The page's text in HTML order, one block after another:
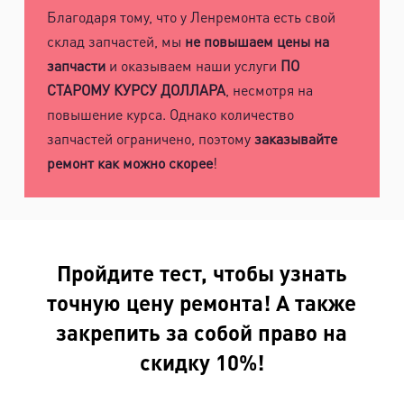
Благодаря тому, что у Ленремонта есть свой
склад запчастей, мы не повышаем цены на
запчастии оказываем наши услуги ПО
СТАРОМУ КУРСУ ДОЛЛАРА, несмотря на
повышение курса. Однако количество
запчастей ограничено, поэтомузаказывайте
ремонт как можно скорее!
Пройдите тест, чтобы узнать
точную цену ремонта! А также
закрепить за собой право на
скидку 10%!